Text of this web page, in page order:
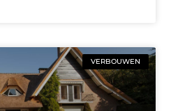
VERBOUWEN